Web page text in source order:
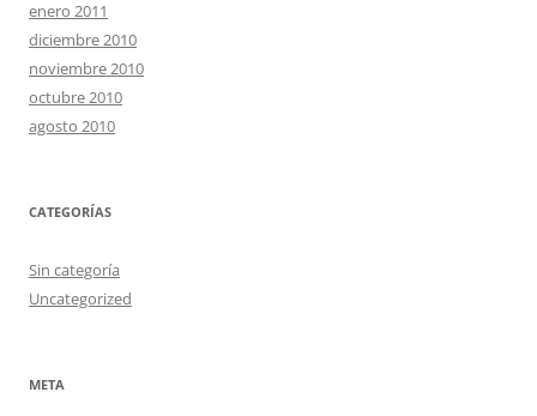
enero 2011
diciembre 2010
noviembre 2010
octubre 2010
agosto 2010
CATEGORÍAS
Sin categoría
Uncategorized
META